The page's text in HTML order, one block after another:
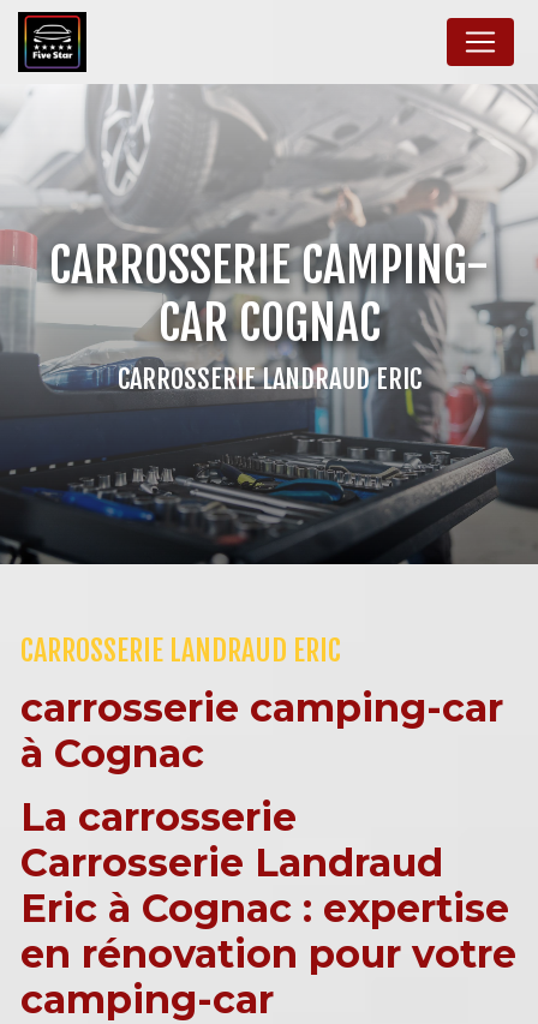
CARROSSERIE CAMPING-
CAR COGNAC
CARROSSERIE LANDRAUD ERIC
CARROSSERIE LANDRAUD ERIC
carrosserie camping-car
à Cognac
La carrosserie
Carrosserie Landraud
Eric à Cognac : expertise
en rénovation pour votre
camping-car
Panneau de gestion des cookies